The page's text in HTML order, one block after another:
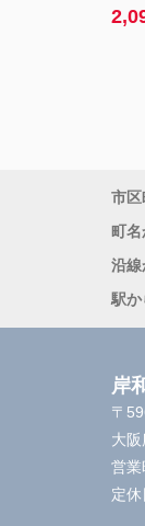
市区
町名
沿線
駅か
岸
〒
大
営業
定休